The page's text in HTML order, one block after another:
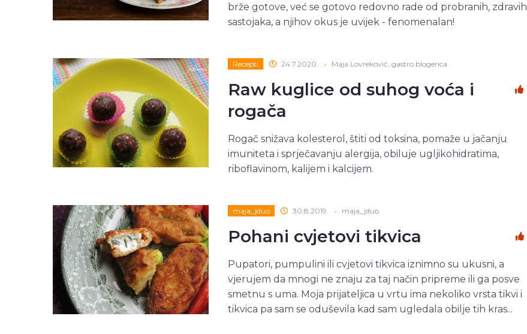
brže gotove, već se gotovo redovno rade od probranih, zdravih
sastojaka, a njihov okus je uvijek - fenomenalan!
Recepti 24.7.2020. • Maja Lovreković, gastro blogerica
Raw kuglice od suhog voća i
rogača
Rogač snižava kolesterol, štiti od toksina, pomaže u jačanju
imuniteta i sprječavanju alergija, obiluje ugljikohidratima,
riboflavinom, kalijem i kalcijem.
maja_jduo 30.8.2019. • maja_jduo
Pohani cvjetovi tikvica
Pupatori, pumpulini ili cvjetovi tikvica iznimno su ukusni, a
vjerujem da mnogi ne znaju za taj način pripreme ili ga posve
smetnu s uma. Moja prijateljica u vrtu ima nekoliko vrsta tikvi i
tikvica pa sam se oduševila kad sam ugledala obilje tih kras...